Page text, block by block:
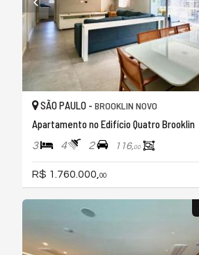
SÃO PAULO - BROOKLIN NOVO
Apartamento no Edifício Quatro Brooklin
3 4 2 116,00
R$ 1.760.000, 00